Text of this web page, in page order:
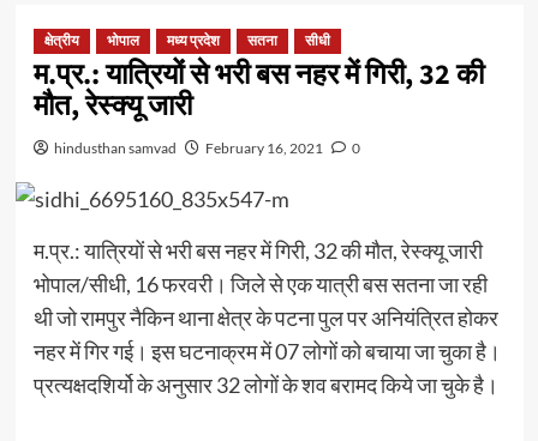
क्षेत्रीय भोपाल मध्य प्रदेश सतना सीधी
म.प्र.: यात्रियों से भरी बस नहर में गिरी, 32 की
मौत, रेस्क्यू जारी
hindusthan samvad February 16, 2021 0
म.प्र.: यात्रियों से भरी बस नहर में गिरी, 32 की मौत, रेस्क्यू जारी
भोपाल/सीधी, 16 फरवरी। जिले से एक यात्री बस सतना जा रही
थी जो रामपुर नैकिन थाना क्षेत्र के पटना पुल पर अनियंत्रित होकर
नहर में गिर गई। इस घटनाक्रम में 07 लोगों को बचाया जा चुका है।
प्रत्यक्षदशिर्यो के अनुसार 32 लोगों के शव बरामद किये जा चुके है।